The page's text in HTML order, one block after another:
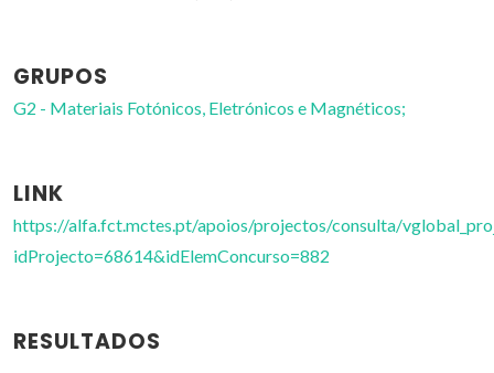
GRUPOS
G2 - Materiais Fotónicos, Eletrónicos e Magnéticos;
LINK
https://alfa.fct.mctes.pt/apoios/projectos/consulta/
idProjecto=68614&idElemConcurso=882
RESULTADOS